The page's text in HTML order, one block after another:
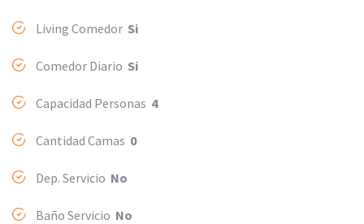
Living Comedor Si
Comedor Diario Si
Capacidad Personas 4
Cantidad Camas 0
Dep. Servicio No
Baño Servicio No